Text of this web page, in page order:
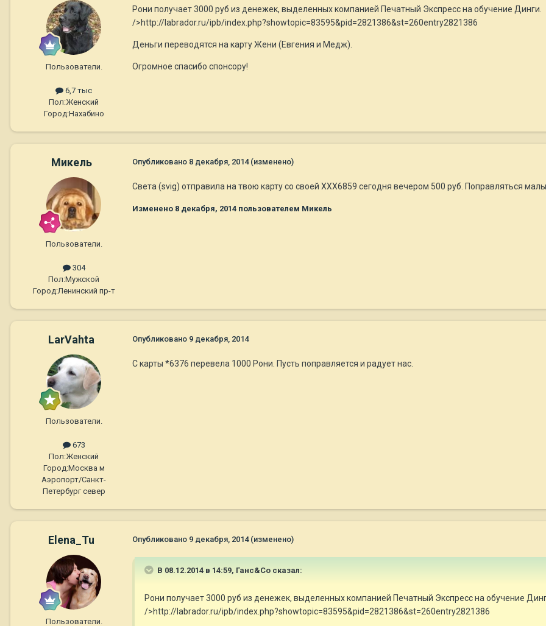
Пользователи.
6,7 тыс
Пол:Женский
Город:Нахабино
Рони получает 3000 руб из денежек, выделенных компанией Печатный Экспресс на обучение Динги.
/>http://labrador.ru/ipb/index.php?showtopic=83595&pid=2821386&st=260entry2821386
Деньги переводятся на карту Жени (Евгения и Медж).
Огромное спасибо спонсору!
Микель
Пользователи.
304
Пол:Мужской
Город:Ленинский пр-т
Опубликовано 8 декабря, 2014 (изменено)
Света (svig) отправила на твою карту со своей ХХХ6859 сегодня вечером 500 руб. Поправляться
Изменено 8 декабря, 2014 пользователем Микель
LarVahta
Пользователи.
673
Пол:Женский
Город:Москва м
Аэропорт/Санкт-
Петербург север
Опубликовано 9 декабря, 2014
С карты *6376 перевела 1000 Рони. Пусть поправляется и радует нас.
Elena_Tu
Пользователи.
Опубликовано 9 декабря, 2014 (изменено)
В 08.12.2014 в 14:59, Ганс&Co сказал:
Рони получает 3000 руб из денежек, выделенных компанией Печатный Экспресс на обучение
/>http://labrador.ru/ipb/index.php?showtopic=83595&pid=2821386&st=260entry2821386